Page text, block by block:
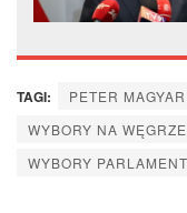
TAGI: PETER MAGYAR
WYBORY NA
WYBORY